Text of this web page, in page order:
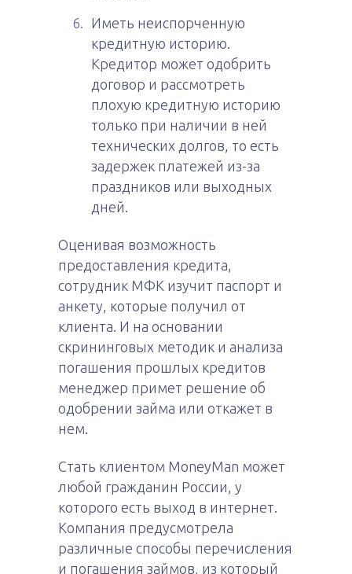
Иметь неиспорченную
кредитную историю.
Кредитор может одобрить
договор и рассмотреть
плохую кредитную историю
только при наличии в ней
технических долгов, то есть
задержек платежей из-за
праздников или выходных
дней.
Оценивая возможность
предоставления кредита,
сотрудник МФК изучит паспорт и
анкету, которые получил от
клиента. И на основании
скрининговых методик и анализа
погашения прошлых кредитов
менеджер примет решение об
одобрении займа или откажет в
нем.
Стать клиентом MoneyMan может
любой гражданин России, у
которого есть выход в интернет.
Компания предусмотрела
различные способы перечисления
и погашения займов, из который